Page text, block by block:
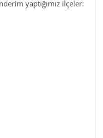
yaptığımız ilçeler: